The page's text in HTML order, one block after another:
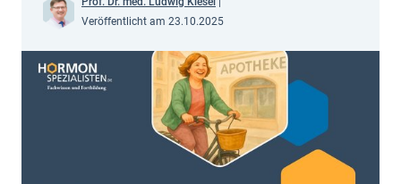
Veröffentlicht am 23.10.2025